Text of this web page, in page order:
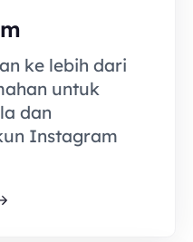
ke lebih dari
untuk
dan
Instagram